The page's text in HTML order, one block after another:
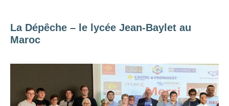
La Dépêche – le lycée Jean-Baylet au
Maroc